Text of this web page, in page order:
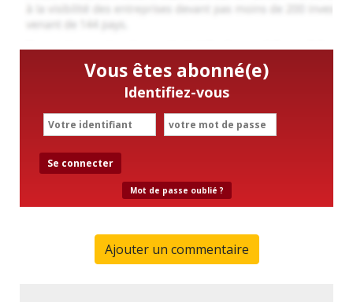
Vous êtes abonné(e)
Identifiez-vous
Se connecter
Mot de passe oublié ?
Ajouter un commentaire